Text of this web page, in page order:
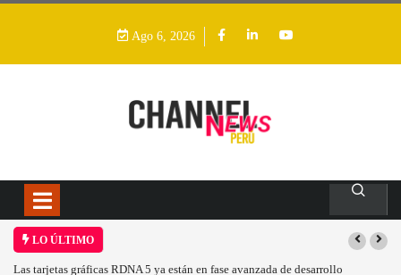
Ago 6, 2026
LO ÚLTIMO
Las tarjetas gráficas RDNA 5 ya están en fase avanzada de desarrollo